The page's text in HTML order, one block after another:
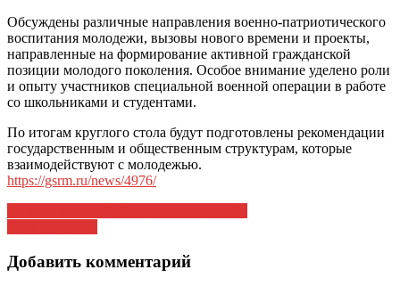
Обсуждены различные направления военно-патриотического
воспитания молодежи, вызовы нового времени и проекты,
направленные на формирование активной гражданской
позиции молодого поколения. Особое внимание уделено роли
и опыту участников специальной военной операции в работе
со школьниками и студентами.
По итогам круглого стола будут подготовлены рекомендации
государственным и общественным структурам, которые
взаимодействуют с молодежью.
https://gsrm.ru/news/4976/
Навигация
по
записям
Добавить комментарий